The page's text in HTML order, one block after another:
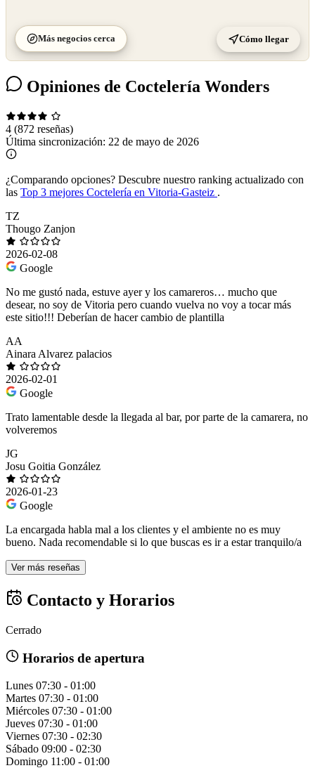
Más negocios cerca Cómo llegar
Opiniones de Coctelería Wonders
4 (872 reseñas)
Última sincronización: 22 de mayo de 2026
¿Comparando opciones? Descubre nuestro ranking actualizado con
las Top 3 mejores Coctelería en Vitoria-Gasteiz .
TZ
Thougo Zanjon
2026-02-08
Google
No me gustó nada, estuve ayer y los camareros… mucho que
desear, no soy de Vitoria pero cuando vuelva no voy a tocar más
este sitio!!! Deberían de hacer cambio de plantilla
AA
Ainara Alvarez palacios
2026-02-01
Google
Trato lamentable desde la llegada al bar, por parte de la camarera, no
volveremos
JG
Josu Goitia González
2026-01-23
Google
La encargada habla mal a los clientes y el ambiente no es muy
bueno. Nada recomendable si lo que buscas es ir a estar tranquilo/a
Ver más reseñas
Contacto y Horarios
Cerrado
Horarios de apertura
Lunes 07:30 - 01:00
Martes 07:30 - 01:00
Miércoles 07:30 - 01:00
Jueves 07:30 - 01:00
Viernes 07:30 - 02:30
Sábado 09:00 - 02:30
Domingo 11:00 - 01:00